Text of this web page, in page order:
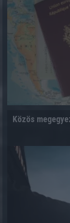
Közös